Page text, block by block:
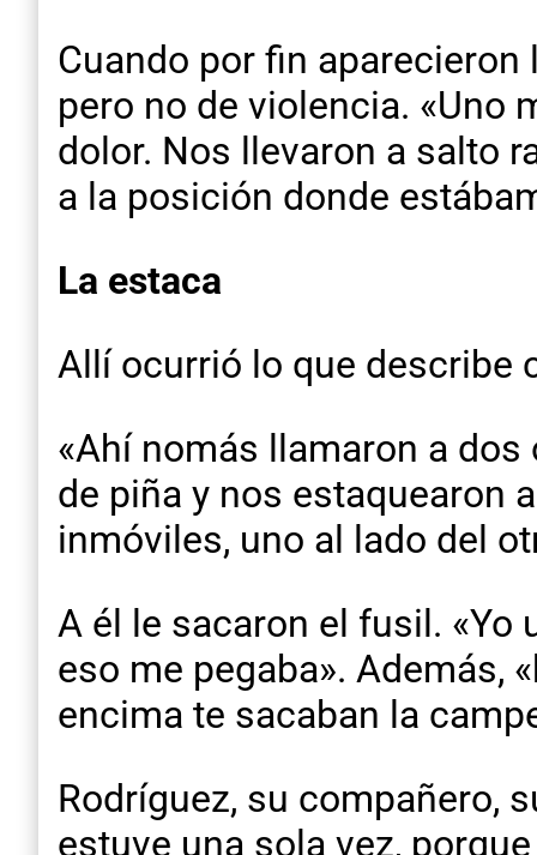
Cuando por fin
pero no de violencia. «Uno
dolor. Nos llevaron a salto
a la posición donde
La estaca
Allí ocurrió lo que describe
«Ahí nomás llamaron a
de piña y nos estaquearon
inmóviles, uno al lado del
A él le sacaron el fusil. «Yo
eso me pegaba». Además,
encima te sacaban la
Rodríguez, su compañero,
estuve una sola vez,